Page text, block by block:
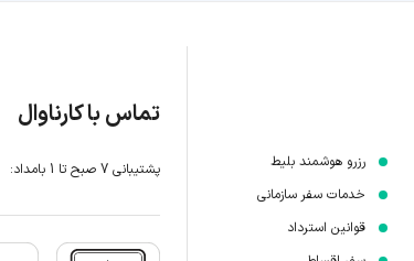
رزرو هوشمند بلیط
خدمات سفر سازمانی
قوانین استرداد
تماس با کارناوال
پشتیبانی 7 صبح تا 1 بامداد: